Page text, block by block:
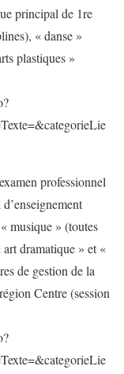
principal de 1re
« danse »
plastiques »
professionnel
musique » (toutes
dramatique » et «
de gestion de la
Centre (session